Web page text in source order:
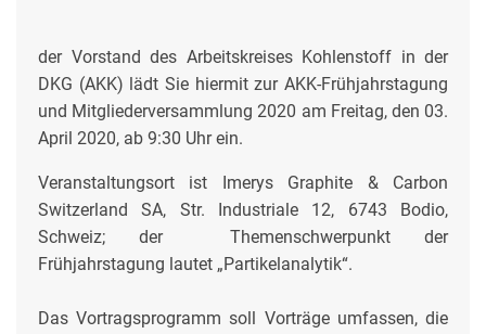
der Vorstand des Arbeitskreises Kohlenstoff in der
DKG (AKK) lädt Sie hiermit zur AKK-Frühjahrstagung
und Mitgliederversammlung 2020 am Freitag, den 03.
April 2020, ab 9:30 Uhr ein.
Veranstaltungsort ist Imerys Graphite & Carbon
Switzerland SA, Str. Industriale 12, 6743 Bodio,
Schweiz; der Themenschwerpunkt der
Frühjahrstagung lautet „Partikelanalytik“.
Das Vortragsprogramm soll Vorträge umfassen, die